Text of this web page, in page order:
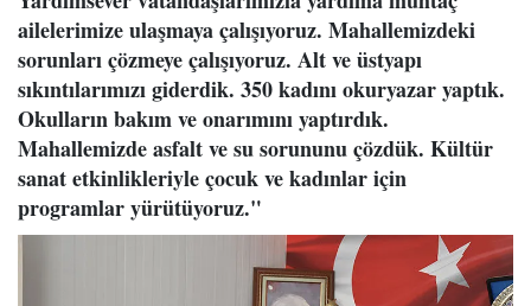
ailelerimize ulaşmaya çalışıyoruz. Mahallemizdeki
sorunları çözmeye çalışıyoruz. Alt ve üstyapı
sıkıntılarımızı giderdik. 350 kadını okuryazar yaptık.
Okulların bakım ve onarımını yaptırdık.
Mahallemizde asfalt ve su sorununu çözdük. Kültür
sanat etkinlikleriyle çocuk ve kadınlar için
programlar yürütüyoruz."